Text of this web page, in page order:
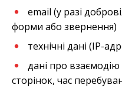
email (у разі
форми або звернення)
технічні дані (IP-
дані про взаємодію
сторінок, час